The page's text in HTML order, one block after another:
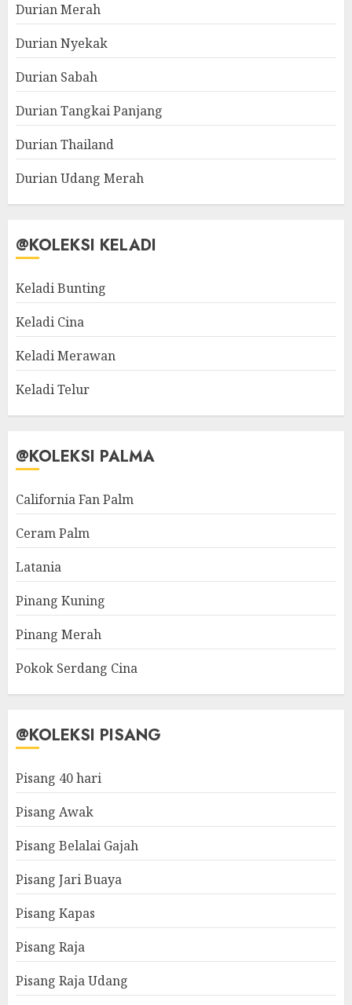
Durian Merah
Durian Nyekak
Durian Sabah
Durian Tangkai Panjang
Durian Thailand
Durian Udang Merah
@KOLEKSI KELADI
Keladi Bunting
Keladi Cina
Keladi Merawan
Keladi Telur
@KOLEKSI PALMA
California Fan Palm
Ceram Palm
Latania
Pinang Kuning
Pinang Merah
Pokok Serdang Cina
@KOLEKSI PISANG
Pisang 40 hari
Pisang Awak
Pisang Belalai Gajah
Pisang Jari Buaya
Pisang Kapas
Pisang Raja
Pisang Raja Udang